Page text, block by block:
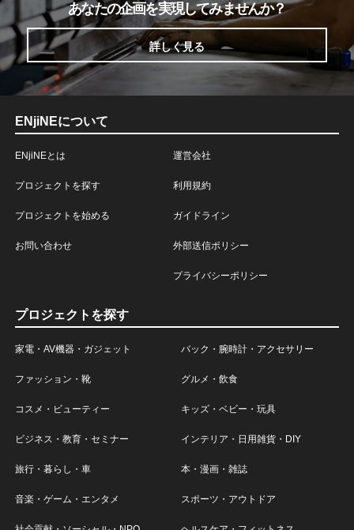
あなたの企画を実現してみませんか？
詳しく見る
ENjiNEについて
ENjiNEとは
プロジェクトを探す
プロジェクトを始める
お問い合わせ
運営会社
利用規約
ガイドライン
外部送信ポリシー
プライバシーポリシー
プロジェクトを探す
家電・AV機器・ガジェット バック・腕時計・アクセサリー
ファッション・靴 グルメ・飲食
コスメ・ビューティー キッズ・ベビー・玩具
ビジネス・教育・セミナー インテリア・日用雑貨・DIY
旅行・暮らし・車 本・漫画・雑誌
音楽・ゲーム・エンタメ スポーツ・アウトドア